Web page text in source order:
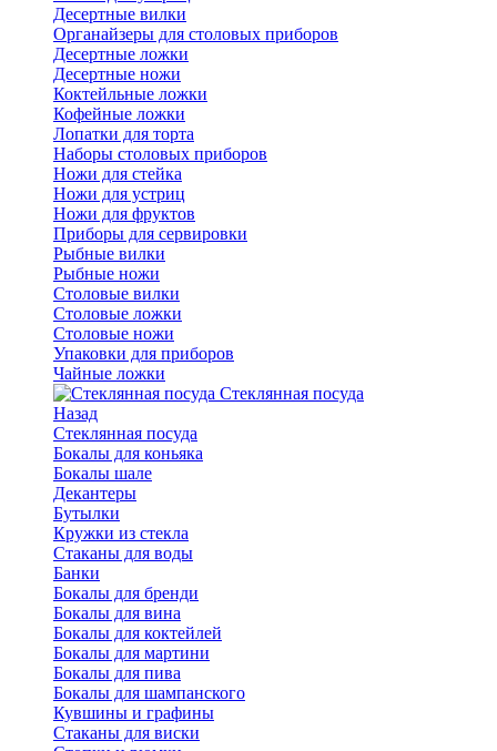
Десертные вилки
Органайзеры для столовых приборов
Десертные ложки
Десертные ножи
Коктейльные ложки
Кофейные ложки
Лопатки для торта
Наборы столовых приборов
Ножи для стейка
Ножи для устриц
Ножи для фруктов
Приборы для сервировки
Рыбные вилки
Рыбные ножи
Столовые вилки
Столовые ложки
Столовые ножи
Упаковки для приборов
Чайные ложки
Стеклянная посуда
Назад
Стеклянная посуда
Бокалы для коньяка
Бокалы шале
Декантеры
Бутылки
Кружки из стекла
Стаканы для воды
Банки
Бокалы для бренди
Бокалы для вина
Бокалы для коктейлей
Бокалы для мартини
Бокалы для пива
Бокалы для шампанского
Кувшины и графины
Стаканы для виски